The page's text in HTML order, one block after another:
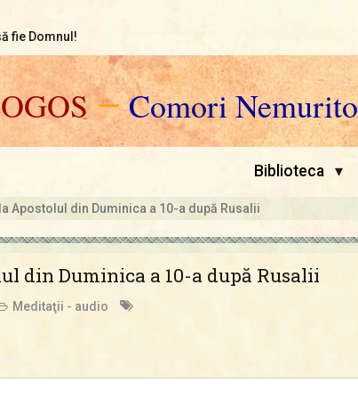
fie Domnul!
—Comori
Biblioteca ▾
Apostolul din Duminica a 10-a după Rusalii
din Duminica a 10-a după Rusalii
Meditaţii - audio